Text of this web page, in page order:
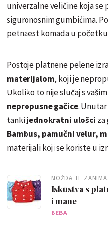
univerzalne veličine koja se
siguronosnim gumbićima.
petnaest komada u početku.
Postoje platnene pelene
materijalom, koji je
Ukoliko to nije slučaj s
nepropusne gačice.
tankijednokratni ulošci za
Bambus, pamučni velur,
materijali koji se koriste u
MOŽDA TE
Iskustva s
i mane
BEBA